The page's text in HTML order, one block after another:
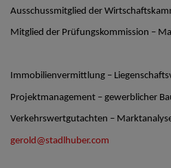
Ausschussmitglied der
Mitglied der Prüfungskommission –
Immobilienvermittlung –
Projektmanagement – gewerblicher
Verkehrswertgutachten –
gerold@stadlhuber.com